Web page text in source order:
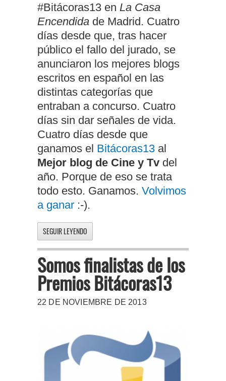
#Bitácoras13 en La Casa
Encendida de Madrid. Cuatro
días desde que, tras hacer
público el fallo del jurado, se
anunciaron los mejores blogs
escritos en español en las
distintas categorías que
entraban a concurso. Cuatro
días sin dar señales de vida.
Cuatro días desde que
ganamos el Bitácoras13 al
Mejor blog de Cine y Tv del
año. Porque de eso se trata
todo esto. Ganamos. Volvimos
a ganar :-).
SEGUIR LEYENDO
Somos finalistas de los
Premios Bitácoras13
22 DE NOVIEMBRE DE 2013